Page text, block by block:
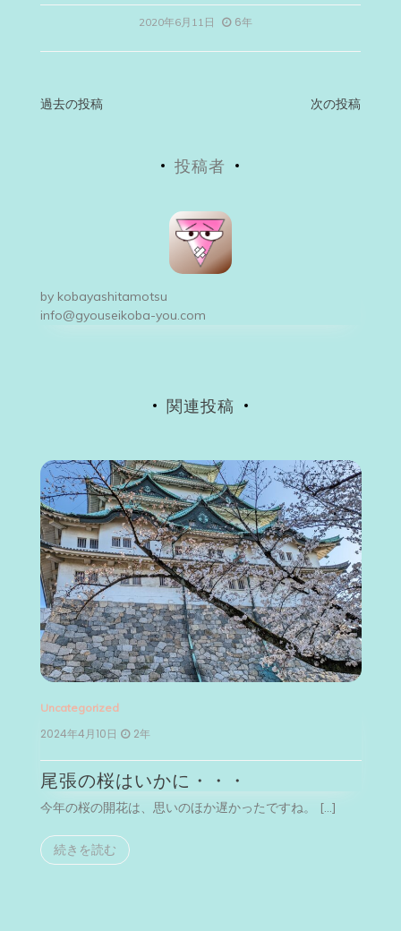
2020年6月11日 6年
投
シ
過去の投稿 次の投稿
投稿者
by kobayashitamotsu
info@gyouseikoba-you.com
関連投稿
Uncategorized
2024年4月10日 2年
尾張の桜はいかに・・・
今年の桜の開花は、思いのほか遅かったですね。 […]
続きを読む